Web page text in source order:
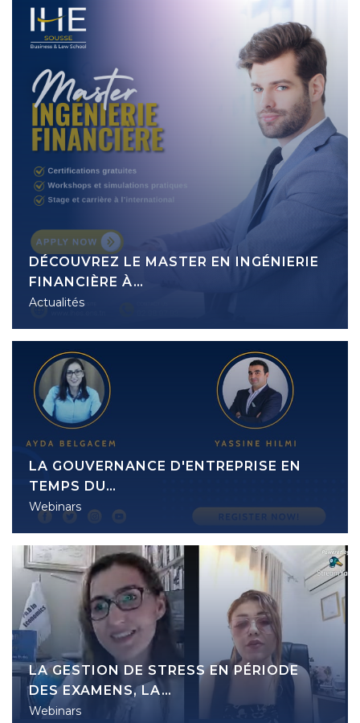
DÉCOUVREZ LE MASTER EN INGÉNIERIE
FINANCIÈRE À…
Actualités
LA GOUVERNANCE D'ENTREPRISE EN
TEMPS DU…
Webinars
LA GESTION DE STRESS EN PÉRIODE
DES EXAMENS, LA…
Webinars